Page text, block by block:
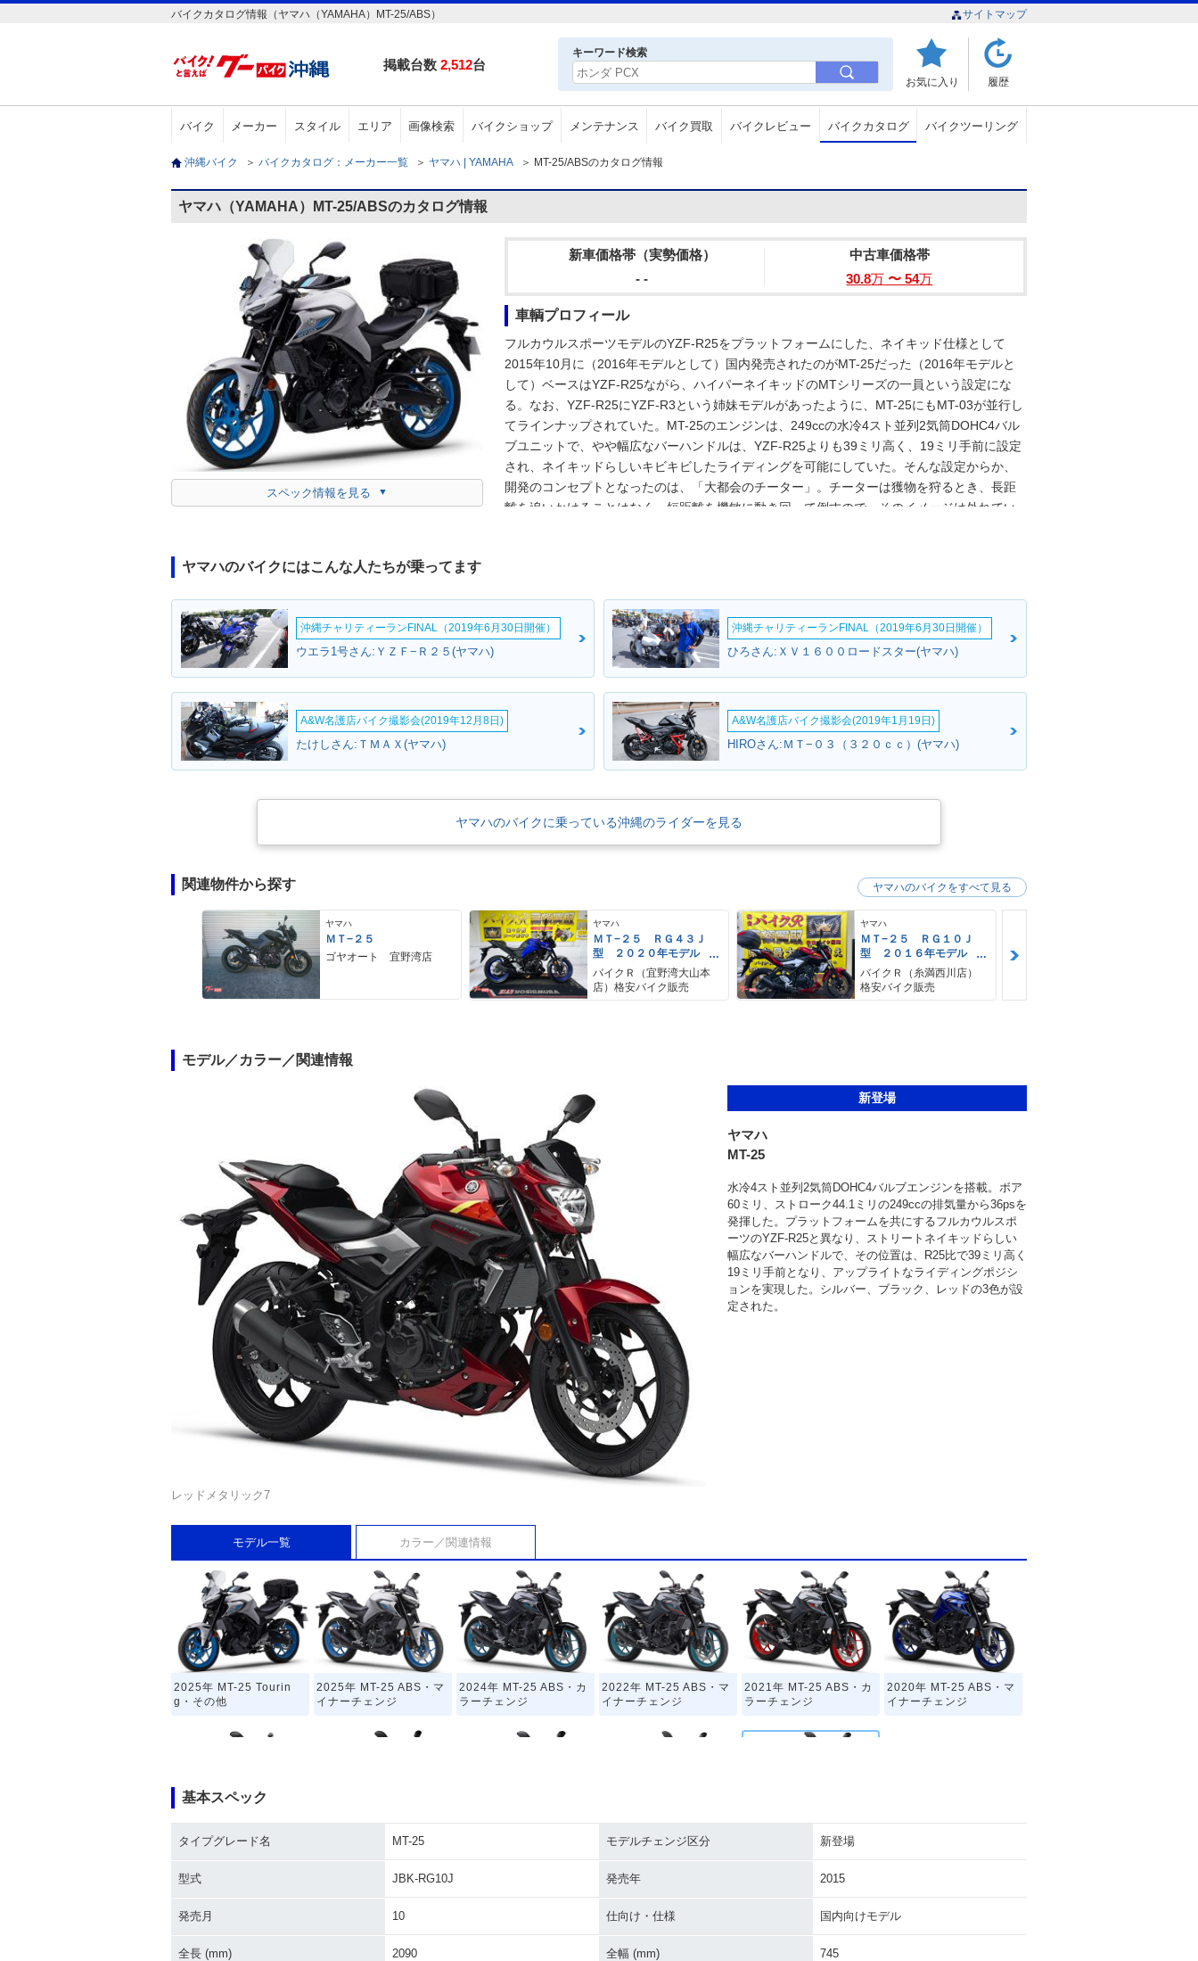
バイクカタログ情報（ヤマハ（YAMAHA）MT-25/ABS） サイトマップ
掲載台数 2,512台
キーワード検索
お気に入り 履歴
バイク メーカー スタイル エリア 画像検索 バイクショップ メンテナンス バイク買取 バイクレビュー バイクカタログ バイクツーリング
沖縄バイク ＞ バイクカタログ：メーカー一覧 ＞ ヤマハ | YAMAHA ＞ MT-25/ABSのカタログ情報
ヤマハ（YAMAHA）MT-25/ABSのカタログ情報
スペック情報を見る
新車価格帯（実勢価格）
- -
中古車価格帯
30.8万 〜 54万
車輌プロフィール
フルカウルスポーツモデルのYZF-R25をプラットフォームにした、ネイキッド仕様として
2015年10月に（2016年モデルとして）国内発売されたのがMT-25だった（2016年モデルと
して）ベースはYZF-R25ながら、ハイパーネイキッドのMTシリーズの一員という設定にな
る。なお、YZF-R25にYZF-R3という姉妹モデルがあったように、MT-25にもMT-03が並行し
てラインナップされていた。MT-25のエンジンは、249ccの水冷4スト並列2気筒DOHC4バル
ブユニットで、やや幅広なバーハンドルは、YZF-R25よりも39ミリ高く、19ミリ手前に設定
され、ネイキッドらしいキビキビしたライディングを可能にしていた。そんな設定からか、
開発のコンセプトとなったのは、「大都会のチーター」。チーターは獲物を狩るとき、長距
離を追いかけることはなく、短距離を機敏に動き回って倒すので、そのイメージは外れてい
だった。日本市場では2020年3月に発売された。なお、このマイナーチェンジを機に、
ABS（アンチロックブレーキシステム）やハザードランプを標準搭載した。2022年モデルで
平成32年（令和2年）排出ガス規制をクリアした。2025年モデルでは、MT-03とともにサイ
ドやリアのデザイン変更を受けた。また、アシスト＆スリッパークラッチを搭載するなど、
装備・機能の充実が図られた。
ヤマハのバイクにはこんな人たちが乗ってます
沖縄チャリティーランFINAL（2019年6月30日開催）
ウエラ1号さん:ＹＺＦ−Ｒ２５(ヤマハ)
沖縄チャリティーランFINAL（2019年6月30日開催）
ひろさん:ＸＶ１６００ロードスター(ヤマハ)
A&W名護店バイク撮影会(2019年12月8日)
たけしさん:ＴＭＡＸ(ヤマハ)
A&W名護店バイク撮影会(2019年1月19日)
HIROさん:ＭＴ−０３（３２０ｃｃ）(ヤマハ)
ヤマハのバイクに乗っている沖縄のライダーを見る
関連物件から探す
ヤマハ
ＭＴ−２５
ゴヤオート 宜野湾店
ヤマハ
ＭＴ−２５ ＲＧ４３Ｊ
型 ２０２０年モデル
ＡＢＳ付 デジタルメー
ター
バイクＲ（宜野湾大山本
店）格安バイク販売
ヤマハ
ＭＴ−２５ ＲＧ１０Ｊ
型 ２０１６年モデル
リアボックス リアキャ
リア ＵＳＢポート タ
ンクパット
バイクＲ（糸満西川店）
格安バイク販売
ヤマハのバイクをすべて見る
モデル／カラー／関連情報
レッドメタリック7
新登場
ヤマハ
MT-25
水冷4スト並列2気筒DOHC4バルブエンジンを搭載。ボア
60ミリ、ストローク44.1ミリの249ccの排気量から36psを
発揮した。プラットフォームを共にするフルカウルスポ
ーツのYZF-R25と異なり、ストリートネイキッドらしい
幅広なバーハンドルで、その位置は、R25比で39ミリ高く
19ミリ手前となり、アップライトなライディングポジシ
ョンを実現した。シルバー、ブラック、レッドの3色が設
定された。
モデル一覧 カラー／関連情報
2025年 MT-25 Tourin
g・その他
2025年 MT-25 ABS・マ
イナーチェンジ
2024年 MT-25 ABS・カ
ラーチェンジ
2022年 MT-25 ABS・マ
イナーチェンジ
2021年 MT-25 ABS・カ
ラーチェンジ
2020年 MT-25 ABS・マ
イナーチェンジ
2020年 MT-25・マイナ
2019年 MT-25・カラー
2017年 MT-25・カラー
2016年 MT-25・新登場
基本スペック
タイプグレード名 MT-25 モデルチェンジ区分 新登場
型式 JBK-RG10J 発売年 2015
発売月 10 仕向け・仕様 国内向けモデル
全長 (mm) 2090 全幅 (mm) 745